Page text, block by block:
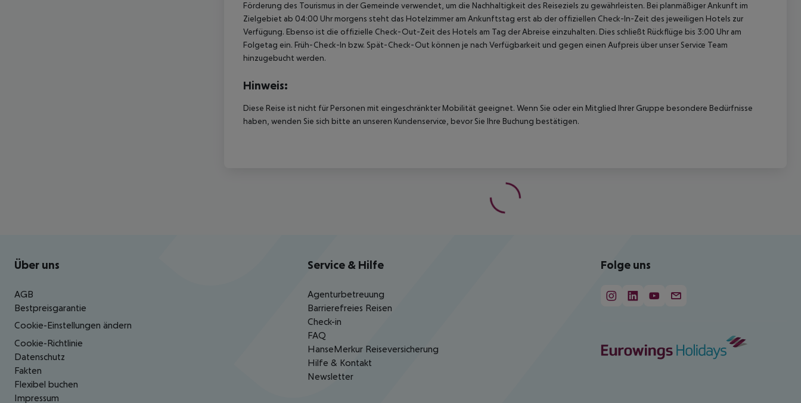
Förderung des Tourismus in der Gemeinde verwendet, um die Nachhaltigkeit des Reiseziels zu gewährleisten. Bei planmäßiger Ankunft im
Zielgebiet ab 04:00 Uhr morgens steht das Hotelzimmer am Ankunftstag erst ab der offiziellen Check-In-Zeit des jeweiligen Hotels zur
Verfügung. Ebenso ist die offizielle Check-Out-Zeit des Hotels am Tag der Abreise einzuhalten. Dies schließt Rückflüge bis 3:00 Uhr am
Folgetag ein. Früh-Check-In bzw. Spät-Check-Out können je nach Verfügbarkeit und gegen einen Aufpreis über unser Service Team
hinzugebucht werden.
Hinweis:
Diese Reise ist nicht für Personen mit eingeschränkter Mobilität geeignet. Wenn Sie oder ein Mitglied Ihrer Gruppe besondere Bedürfnisse
haben, wenden Sie sich bitte an unseren Kundenservice, bevor Sie Ihre Buchung bestätigen.
Footer navigation
Über uns
AGB
Bestpreisgarantie
Cookie-Einstellungen ändern
Cookie-Richtlinie
Datenschutz
Fakten
Flexibel buchen
Impressum
Service & Hilfe
Agenturbetreuung
Barrierefreies Reisen
Check-in
FAQ
HanseMerkur Reiseversicherung
Hilfe & Kontakt
Newsletter
Folge uns